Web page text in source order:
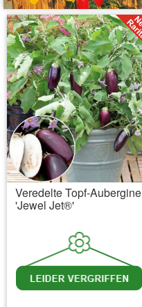
Veredelte Topf-Aubergine
'Jewel Jet®'